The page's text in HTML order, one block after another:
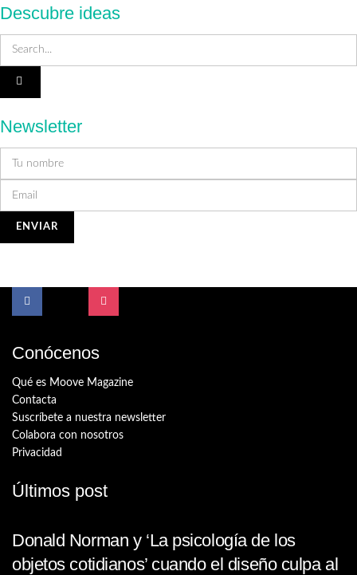
Descubre ideas
Newsletter
Conócenos
Qué es Moove Magazine
Contacta
Suscríbete a nuestra newsletter
Colabora con nosotros
Privacidad
Últimos post
Donald Norman y ‘La psicología de los
objetos cotidianos’ cuando el diseño culpa al